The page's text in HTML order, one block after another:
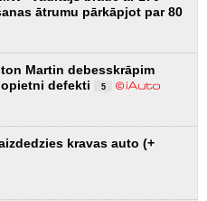
ātrumu pārkāpjot par 80
Martin debesskrāpim
defekti
5
kravas auto (+